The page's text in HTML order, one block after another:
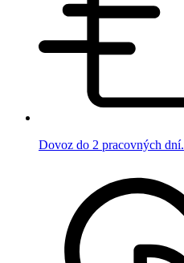
Dovoz do 2 pracovných dní.